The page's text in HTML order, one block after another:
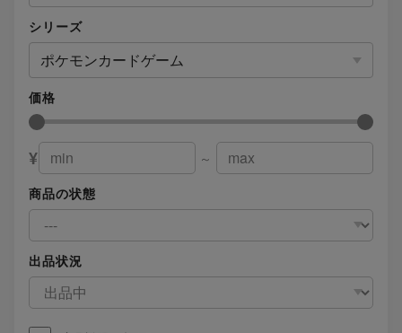
シリーズ
ポケモンカードゲーム
価格
¥
～
商品の状態
出品状況